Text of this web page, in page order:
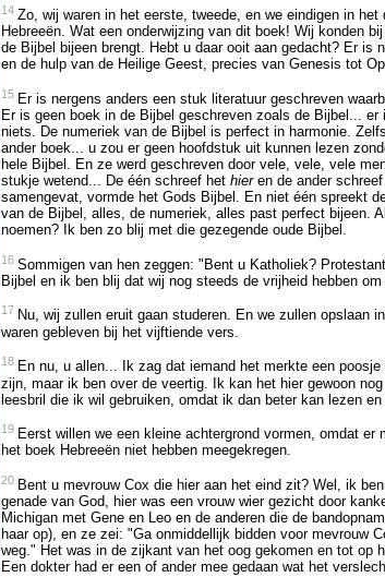
14 Zo, wij waren in het eerste, tweede, en we eindigen in
Hebreeën. Wat een onderwijzing van dit boek! Wij konden
de Bijbel bijeen brengt. Hebt u daar ooit aan gedacht? Er is
en de hulp van de Heilige Geest, precies van Genesis tot
15 Er is nergens anders een stuk literatuur geschreven
Er is geen boek in de Bijbel geschreven zoals de Bijbel...
niets. De numeriek van de Bijbel is perfect in harmonie.
ander boek... u zou er geen hoofdstuk uit kunnen lezen
hele Bijbel. En ze werd geschreven door vele, vele, vele
stukje wetend... De één schreef het hieren de ander
samengevat, vormde het Gods Bijbel. En niet één spreekt
van de Bijbel, alles, de numeriek, alles past perfect bijeen.
noemen? Ik ben zo blij met die gezegende oude Bijbel.
16 Sommigen van hen zeggen: "Bent u Katholiek?
Bijbel en ik ben blij dat wij nog steeds de vrijheid hebben
17 Nu, wij zullen eruit gaan studeren. En we zullen opslaan
waren gebleven bij het vijftiende vers.
18 En nu, u allen... Ik zag dat iemand het merkte een
zijn, maar ik ben over de veertig. Ik kan het hier gewoon
leesbril die ik wil gebruiken, omdat ik dan beter kan lezen
19 Eerst willen we een kleine achtergrond vormen, omdat
het boek Hebreeën niet hebben meegekregen.
20 Bent u mevrouw Cox die hier aan het eind zit? Wel, ik
genade van God, hier was een vrouw wier gezicht door
Michigan met Gene en Leo en de anderen die de
haar op), en ze zei: "Ga onmiddellijk bidden voor mevrouw
weg." Het was in de zijkant van het oog gekomen en tot op
Een dokter had er een of ander mee gedaan wat het